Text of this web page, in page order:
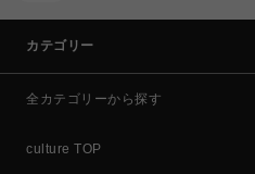
カテゴリー
全カテゴリーから探す
culture TOP